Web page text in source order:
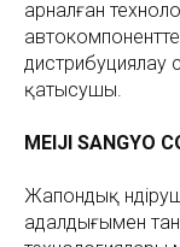
арналған
дистрибуциялау
қатысушы.
MEIJI SANGYO
Жапондық
адалдығымен